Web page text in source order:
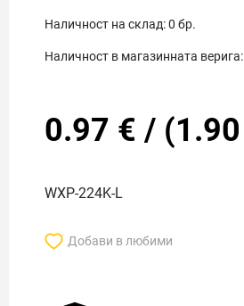
Наличност на склад:0 бр.
Наличност в магазинната верига:
0.97 € / (1.90
WXP-224K-L
Добави в любими